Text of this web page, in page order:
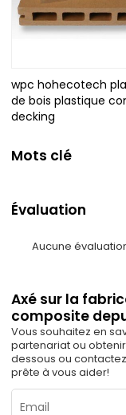
wpc hohecotech
de bois plastique
decking
Mots clé
Évaluation
Aucune
Axé sur la
composite
Vous souhaitez en
partenariat ou
dessous ou
prête à vous aider!